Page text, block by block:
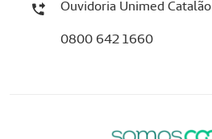
Ouvidoria Unimed Catalão
0800 642 1660